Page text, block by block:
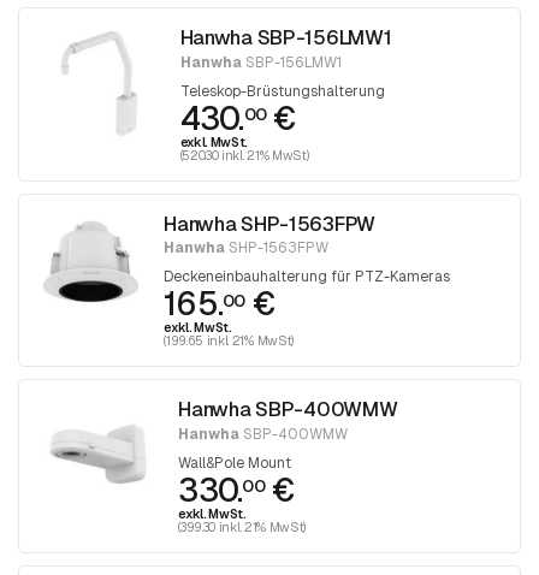
Hanwha SBP-156LMW1
HanwhaSBP-156LMW1
Teleskop-Brüstungshalterung
430.00€
exkl. MwSt.
(520.30 inkl. 21% MwSt)
Hanwha SHP-1563FPW
Hanwha SHP-1563FPW
Deckeneinbauhalterung für PTZ-Kameras
165.00€
exkl. MwSt.
(199.65 inkl. 21% MwSt)
Hanwha SBP-400WMW
Hanwha SBP-400WMW
Wall&Pole Mount
330.00€
exkl. MwSt.
(399.30 inkl. 21% MwSt)